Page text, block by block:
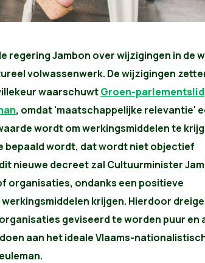
regering Jambon over wijzigingen in de
volwassenwerk. De wijzigingen
waarschuwtGroen-parlementslid
, omdat 'maatschappelijke relevantie'
wordt om werkingsmiddelen te
bepaald wordt, dat wordt niet objectief
nieuwe decreet zal Cultuurminister
organisaties, ondanks een positieve
krijgen. Hierdoor
geviseerd te worden puur en
aan het ideale Vlaams-